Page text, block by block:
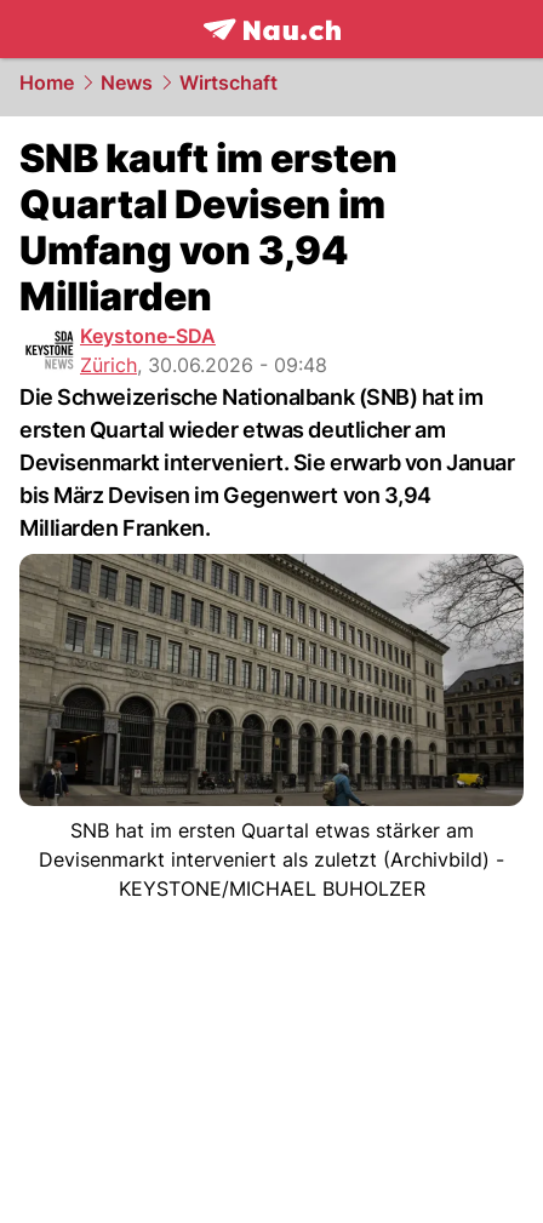
frontpage.NAU.ch
Home News Wirtschaft
SNB kauft im ersten
Quartal Devisen im
Umfang von 3,94
Milliarden
Keystone-SDA
Zürich, 30.06.2026 - 09:48
Die Schweizerische Nationalbank (SNB) hat im
ersten Quartal wieder etwas deutlicher am
Devisenmarkt interveniert. Sie erwarb von Januar
bis März Devisen im Gegenwert von 3,94
Milliarden Franken.
SNB hat im ersten Quartal etwas stärker am
Devisenmarkt interveniert als zuletzt (Archivbild) -
KEYSTONE/MICHAEL BUHOLZER